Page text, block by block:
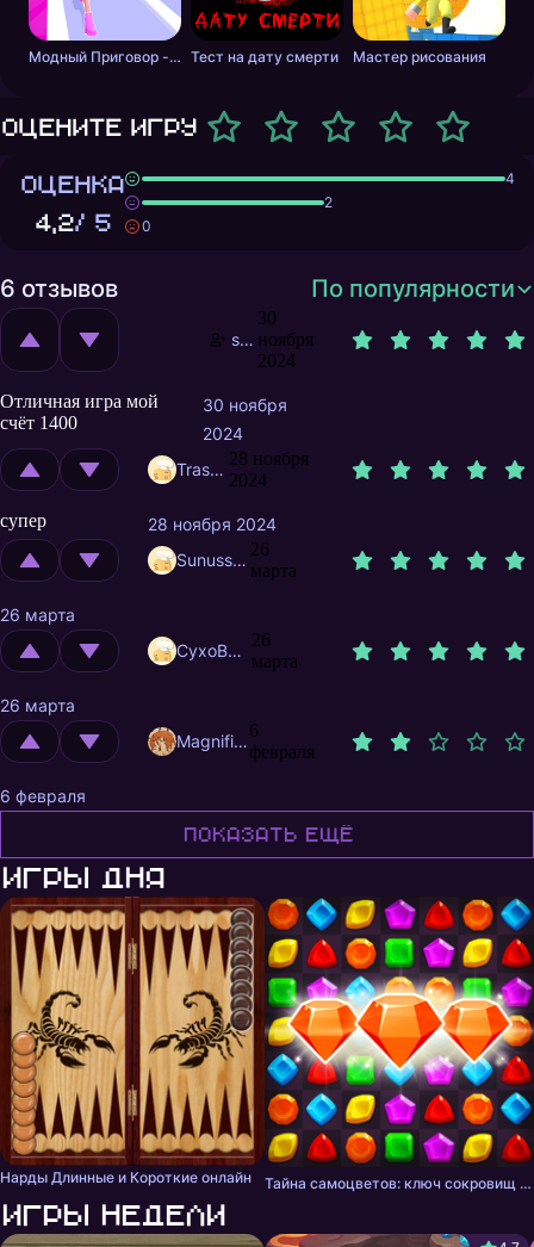
Модный Приговор - Одевалки для Девочек Тест на дату смерти Мастер рисования
Оцените игру
ОЦЕНКА
4,2/ 5
4
2
0
6 отзывов По популярности
snyyyx
30
ноября
2024
Отличная игра мой
счёт 1400
30 ноября
2024
Trashuser
28 ноября
2024
супер
28 ноября 2024
Sunusstex
26
марта
26 марта
CyxoB666
26
марта
26 марта
MagnificentMrFox
6
февраля
6 февраля
Показать ещё
Игры дня
Нарды Длинные и Короткие онлайн Тайна самоцветов: ключ сокровищ - три в ряд
Игры недели